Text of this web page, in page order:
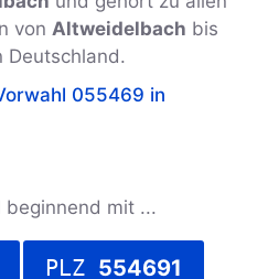
von Altweidelbach bis
Deutschland.
055469 in
beginnend mit ...
PLZ 554691